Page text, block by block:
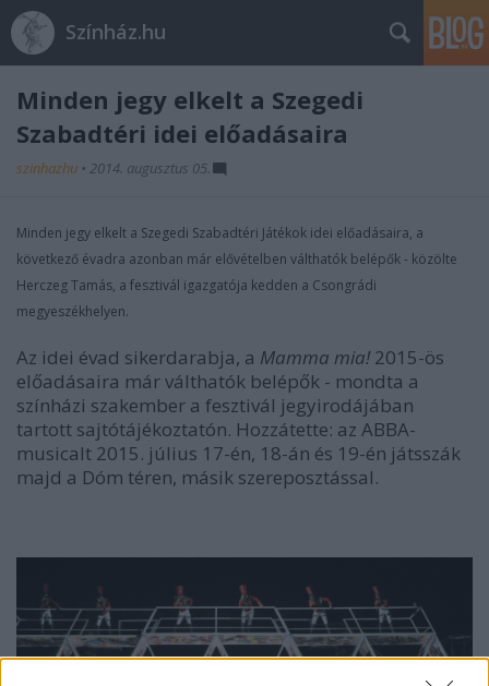
Színház.hu
Minden jegy elkelt a Szegedi
Szabadtéri idei előadásaira
szinhazhu • 2014. augusztus 05.
Minden jegy elkelt a Szegedi Szabadtéri Játékok idei előadásaira, a
következő évadra azonban már elővételben válthatók belépők - közölte
Herczeg Tamás, a fesztivál igazgatója kedden a Csongrádi
megyeszékhelyen.
Az idei évad sikerdarabja, a Mamma mia!2015-ös
előadásaira már válthatók belépők - mondta a
színházi szakember a fesztivál jegyirodájában
tartott sajtótájékoztatón. Hozzátette: az ABBA-
musicalt 2015. július 17-én, 18-án és 19-én játsszák
majd a Dóm téren, másik szereposztással.